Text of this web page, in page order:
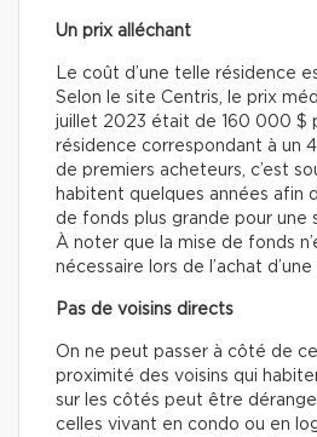
Un prix alléchant
Le coût d’une telle résidence
Selon le site Centris, le prix
juillet 2023 était de 160 000 $
résidence correspondant à un
de premiers acheteurs, c’est
habitent quelques années afin
de fonds plus grande pour une
À noter que la mise de fonds
nécessaire lors de l’achat
Pas de voisins directs
On ne peut passer à côté de
proximité des voisins qui
sur les côtés peut être
celles vivant en condo ou en